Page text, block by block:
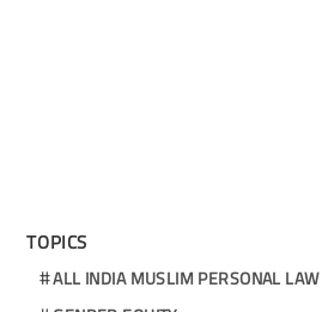
TOPICS
ALL INDIA MUSLIM PERSONAL